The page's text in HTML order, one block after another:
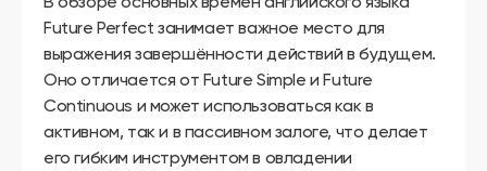
Future Perfect занимает важное место для
выражения завершённости действий в будущем.
Оно отличается от Future Simple и Future
Continuous и может использоваться как в
активном, так и в пассивном залоге, что делает
его гибким инструментом в овладении